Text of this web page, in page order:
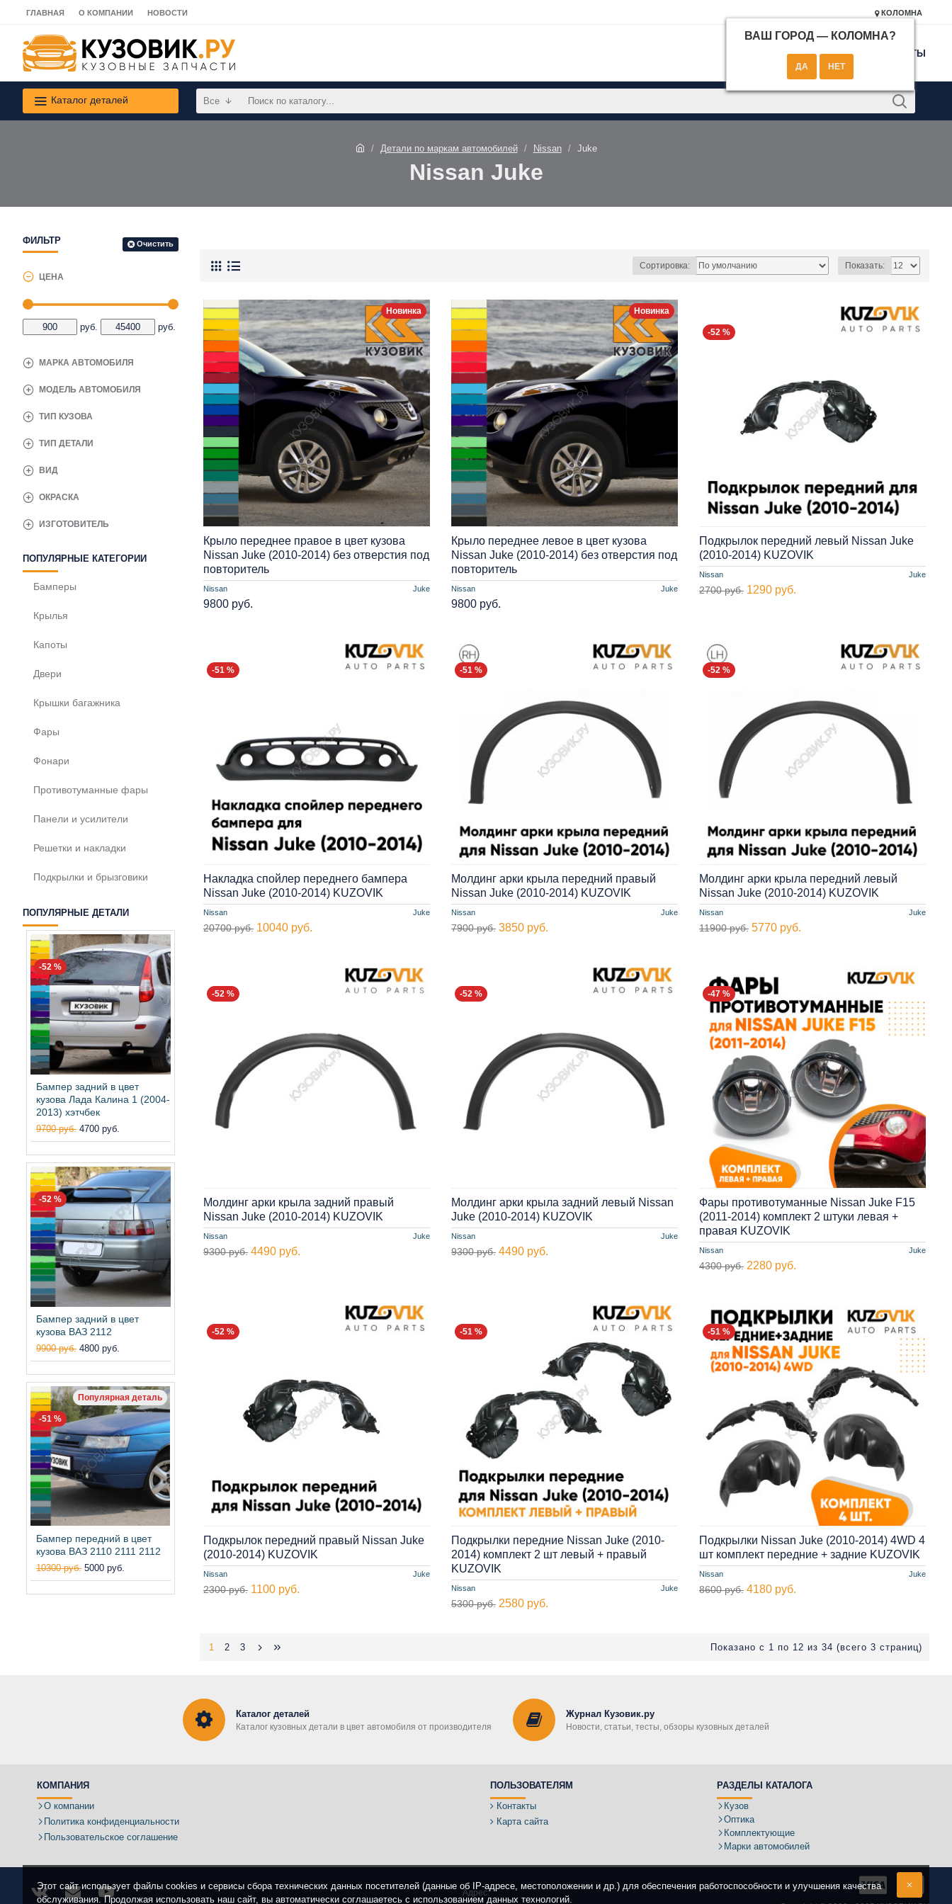
ГЛАВНАЯ О КОМПАНИИ НОВОСТИ КОЛОМНА
ВАШ ГОРОД — КОЛОМНА?
КОНТАКТЫ
Каталог деталей Все
Детали по маркам автомобилей Nissan Juke
Nissan Juke
ФИЛЬТР Очистить
ЦЕНА
руб. руб.
МАРКА АВТОМОБИЛЯ
ОКРАСКА
МОДЕЛЬ АВТОМОБИЛЯ
ТИП КУЗОВА
ТИП ДЕТАЛИ
ИЗГОТОВИТЕЛЬ
ВИД
ПОПУЛЯРНЫЕ КАТЕГОРИИ
Бамперы
Крылья
Капоты
Двери
Крышки багажника
Фары
Фонари
Противотуманные фары
Панели и усилители
Решетки и накладки
Подкрылки и брызговики
ПОПУЛЯРНЫЕ ДЕТАЛИ
-52 %
Бампер задний в цвет
кузова Лада Калина 1 (2004-
2013) хэтчбек
9700 руб. 4700 руб.
-52 %
Бампер задний в цвет
кузова ВАЗ 2112
9900 руб. 4800 руб.
Популярная деталь
-51 %
Бампер передний в цвет
кузова ВАЗ 2110 2111 2112
10300 руб. 5000 руб.
Сортировка: Показать:
Новинка
Nissan Juke
Крыло переднее правое в цвет кузова
Nissan Juke (2010-2014) без отверстия под
повторитель
9800 руб.
Новинка
Nissan Juke
Крыло переднее левое в цвет кузова
Nissan Juke (2010-2014) без отверстия под
повторитель
9800 руб.
-52 %
Nissan Juke
Подкрылок передний левый Nissan Juke
(2010-2014) KUZOVIK
2700 руб. 1290 руб.
-51 %
Nissan Juke
Накладка спойлер переднего бампера
Nissan Juke (2010-2014) KUZOVIK
20700 руб. 10040 руб.
-51 %
Nissan Juke
Молдинг арки крыла передний правый
Nissan Juke (2010-2014) KUZOVIK
7900 руб. 3850 руб.
-52 %
Nissan Juke
Молдинг арки крыла передний левый
Nissan Juke (2010-2014) KUZOVIK
11900 руб. 5770 руб.
-52 %
Nissan Juke
Молдинг арки крыла задний правый
Nissan Juke (2010-2014) KUZOVIK
9300 руб. 4490 руб.
-52 %
Nissan Juke
Молдинг арки крыла задний левый Nissan
Juke (2010-2014) KUZOVIK
9300 руб. 4490 руб.
-47 %
Nissan Juke
Фары противотуманные Nissan Juke F15
(2011-2014) комплект 2 штуки левая +
правая KUZOVIK
4300 руб. 2280 руб.
-52 %
Nissan Juke
Подкрылок передний правый Nissan Juke
(2010-2014) KUZOVIK
2300 руб. 1100 руб.
-51 %
Nissan Juke
Подкрылки передние Nissan Juke (2010-
2014) комплект 2 шт левый + правый
KUZOVIK
5300 руб. 2580 руб.
-51 %
Nissan Juke
Подкрылки Nissan Juke (2010-2014) 4WD 4
шт комплект передние + задние KUZOVIK
8600 руб. 4180 руб.
1 2 3 Показано с 1 по 12 из 34 (всего 3 страниц)
Каталог деталей
Каталог кузовных детали в цвет автомобиля от производителя
Журнал Кузовик.ру
Новости, статьи, тесты, обзоры кузовных деталей
КОМПАНИЯ
О компании
Политика конфиденциальности
Пользовательское соглашение
ПОЛЬЗОВАТЕЛЯМ
Контакты
Карта сайта
РАЗДЕЛЫ КАТАЛОГА
Кузов
Оптика
Комплектующие
Марки автомобилей
Адрес:
Этот сайт использует файлы cookies и сервисы сбора технических данных посетителей (данные об IP-адресе, местоположении и др.) для обеспечения работоспособности и улучшения качества
обслуживания. Продолжая использовать наш сайт, вы автоматически соглашаетесь с использованием данных технологий.